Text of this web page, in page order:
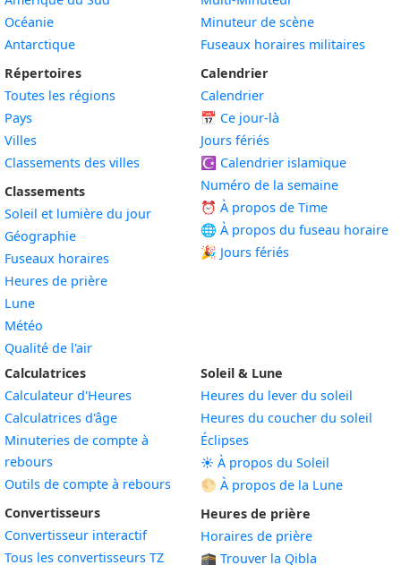
Océanie
Antarctique
Répertoires
Toutes les régions
Pays
Villes
Classements des villes
Classements
Soleil et lumière du jour
Géographie
Fuseaux horaires
Heures de prière
Lune
Météo
Qualité de l'air
Minuteur de scène
Fuseaux horaires militaires
Calendrier
Calendrier
📅 Ce jour-là
Jours fériés
☪️ Calendrier islamique
Numéro de la semaine
⏰ À propos de Time
🌐 À propos du fuseau horaire
🎉 Jours fériés
Calculatrices
Calculateur d'Heures
Calculatrices d'âge
Minuteries de compte à
rebours
Outils de compte à rebours
Convertisseurs
Convertisseur interactif
Tous les convertisseurs TZ
Soleil & Lune
Heures du lever du soleil
Heures du coucher du soleil
Éclipses
☀️ À propos du Soleil
🌕 À propos de la Lune
Heures de prière
Horaires de prière
🕋 Trouver la Qibla